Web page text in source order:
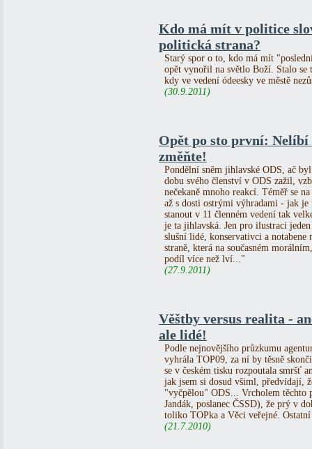
Kdo má mít v politice
politická strana?
Starý spor o to, kdo má mít
opět vynořil na světlo Boží. Stalo
kdy ve vedení ódeesky ve městě
(30.9.2011)
Opět po sto první:
změňte!
Pondělní sněm jihlavské ODS, ač
dobu svého členství v ODS zažil,
nečekaně mnoho reakcí. Téměř se
až s dosti ostrými výhradami - jak je
stanout v 11 členném vedení tak
je ta jihlavská. Jen pro ilustraci
slušní lidé, konservativci a
straně, která na současném
podíl více než lví..."
(27.9.2011)
Věštby versus realita -
ale lidé!
Podle nejnovějšího průzkumu
vyhrála TOP09, za ní by těsně
se v českém tisku rozpoutala smršť
jak jsem si dosud všiml, předvídají,
"vyčpělou" ODS... Vrcholem těchto
Jandák, poslanec ČSSD), že prý v
toliko TOPka a Věci veřejné.
(21.7.2010)